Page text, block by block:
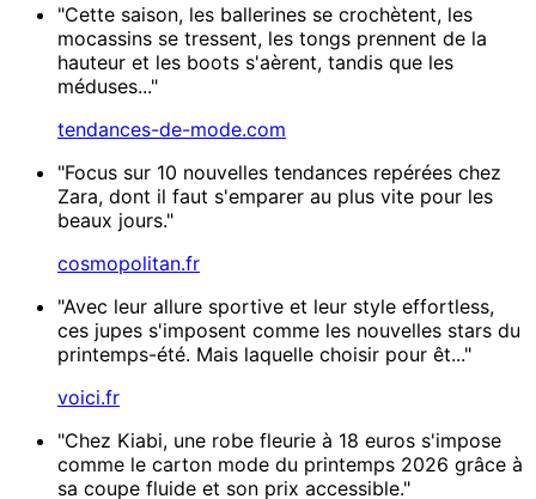
"Cette saison, les ballerines se crochètent, les
mocassins se tressent, les tongs prennent de la
hauteur et les boots s'aèrent, tandis que les
méduses..."
tendances-de-mode.com
"Focus sur 10 nouvelles tendances repérées chez
Zara, dont il faut s'emparer au plus vite pour les
beaux jours."
cosmopolitan.fr
"Avec leur allure sportive et leur style effortless,
ces jupes s'imposent comme les nouvelles stars du
printemps-été. Mais laquelle choisir pour êt..."
voici.fr
"Chez Kiabi, une robe fleurie à 18 euros s'impose
comme le carton mode du printemps 2026 grâce à
sa coupe fluide et son prix accessible."